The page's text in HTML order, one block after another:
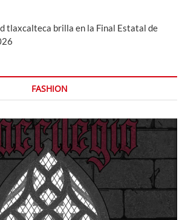
tlaxcalteca brilla en la Final Estatal de
FASHION